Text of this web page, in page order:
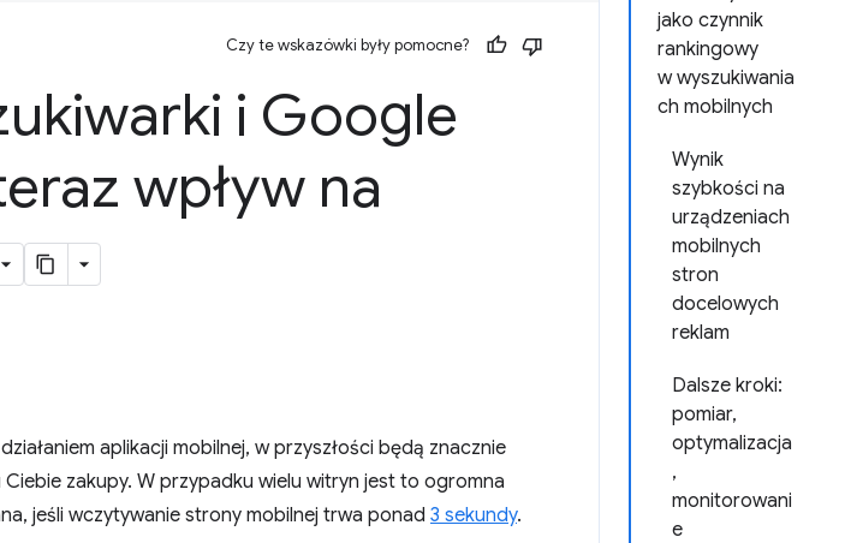
jako czynnik
rankingowy
w wyszukiwania
ch mobilnych
Wynik
szybkości na
urządzeniach
mobilnych
stron
docelowych
reklam
Dalsze kroki:
pomiar,
optymalizacja
,
monitorowani
e
Czy te wskazówki były pomocne?
i Google
wpływ na
aplikacji mobilnej, w przyszłości będą znacznie
zakupy. W przypadku wielu witryn jest to ogromna
jeśli wczytywanie strony mobilnej trwa ponad 3 sekundy.